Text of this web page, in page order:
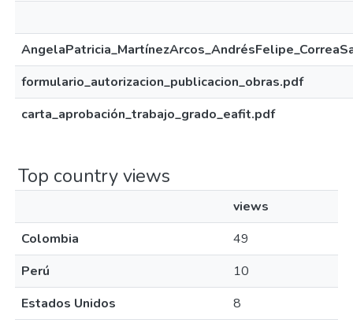
formulario_autorizacion_publicacion_obras.pdf
carta_aprobación_trabajo_grado_eafit.pdf
Top country views
views
Colombia
49
Perú
10
Estados Unidos
8